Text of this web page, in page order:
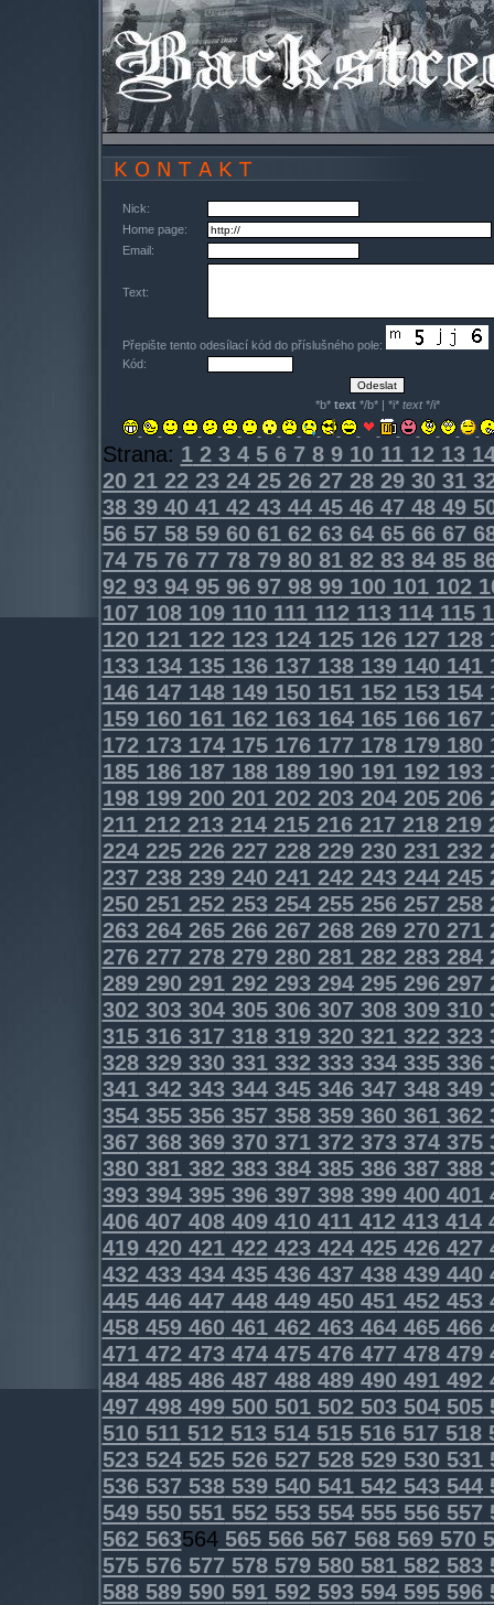
Nick:
Home page:
Email:
Text:
Přepište tento odesílací kód do příslušného pole:
Kód:
*b* text*/b* | *i* text*/i*
Strana: 12345678910111213
202122232425262728293031
383940414243444546474849
565758596061626364656667
747576777879808182838485
9293949596979899100101102
107108109110111112113114115
120121122123124125126127128
133134135136137138139140141
146147148149150151152153154
159160161162163164165166167
172173174175176177178179180
185186187188189190191192193
198199200201202203204205206
211212213214215216217218219
224225226227228229230231232
237238239240241242243244245
250251252253254255256257258
263264265266267268269270271
276277278279280281282283284
289290291292293294295296297
302303304305306307308309310
315316317318319320321322323
328329330331332333334335336
341342343344345346347348349
354355356357358359360361362
367368369370371372373374375
380381382383384385386387388
393394395396397398399400401
406407408409410411412413414
419420421422423424425426427
432433434435436437438439440
445446447448449450451452453
458459460461462463464465466
471472473474475476477478479
484485486487488489490491492
497498499500501502503504505
510511512513514515516517518
523524525526527528529530531
536537538539540541542543544
549550551552553554555556557
562563564565566567568569570
575576577578579580581582583
588589590591592593594595596